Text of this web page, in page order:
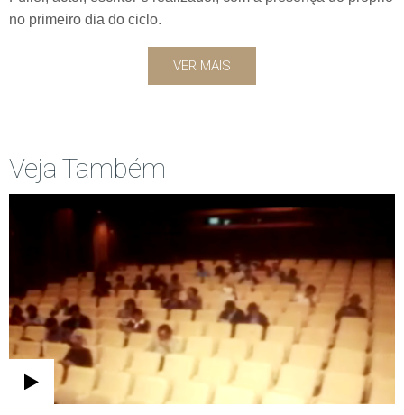
no primeiro dia do ciclo.
VER MAIS
Veja Também